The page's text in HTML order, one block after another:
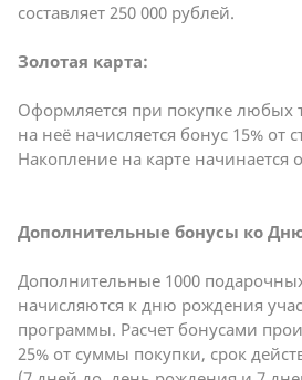
составляет 250 000 рублей.
Золотая карта:
Оформляется при покупке любых
на неё начисляется бонус 15% от
Накопление на карте начинается
Дополнительные бонусы ко
Дополнительные 1000
начисляются к дню рождения
программы. Расчет бонусами
25% от суммы покупки, срок